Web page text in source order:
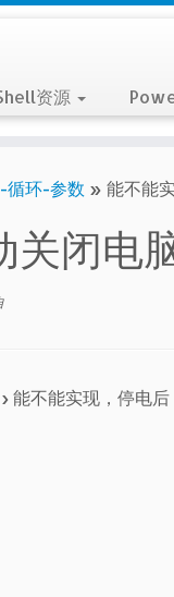
资源
循环-参数 » 能不能
闭电
› 能不能实现，停电